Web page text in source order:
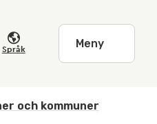
Språk Meny
och kommuner